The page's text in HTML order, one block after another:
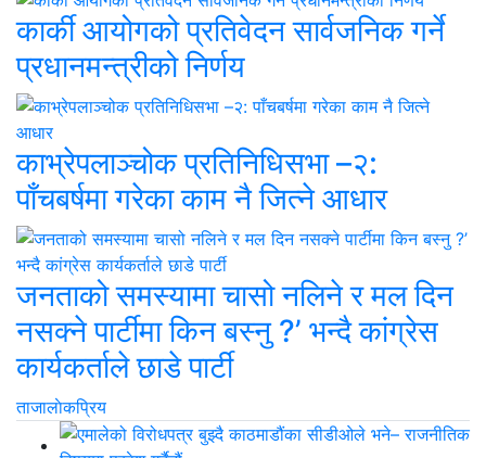
कार्की आयोगको प्रतिवेदन सार्वजनिक गर्ने
प्रधानमन्त्रीको निर्णय
काभ्रेपलाञ्चोक प्रतिनिधिसभा –२:
पाँचबर्षमा गरेका काम नै जित्ने आधार
जनताको समस्यामा चासो नलिने र मल दिन
नसक्ने पार्टीमा किन बस्नु ?’ भन्दै कांग्रेस
कार्यकर्ताले छाडे पार्टी
ताजालाेकप्रिय